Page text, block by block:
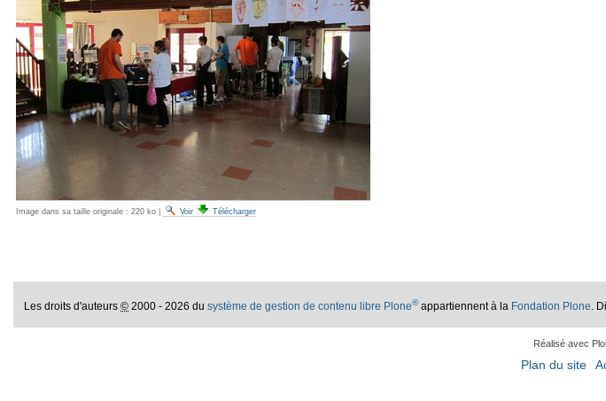
Image dans sa taille originale : 220 ko Voir Télécharger
Les droits d'auteurs© 2000 - 2026 dusystème de gestion de contenu libre Plone®appartiennent à la Fondation Plone .
Réalisé avec
Plan du site